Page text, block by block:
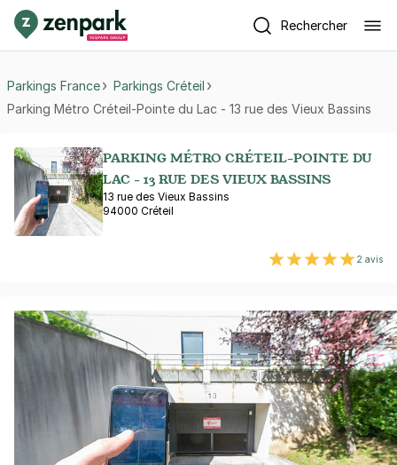
Rechercher
Parkings France
Parkings Créteil
Parking Métro Créteil-Pointe du Lac - 13 rue des Vieux Bassins
PARKING MÉTRO CRÉTEIL-POINTE DU
LAC - 13 RUE DES VIEUX BASSINS
13 rue des Vieux Bassins
94000 Créteil
2 avis